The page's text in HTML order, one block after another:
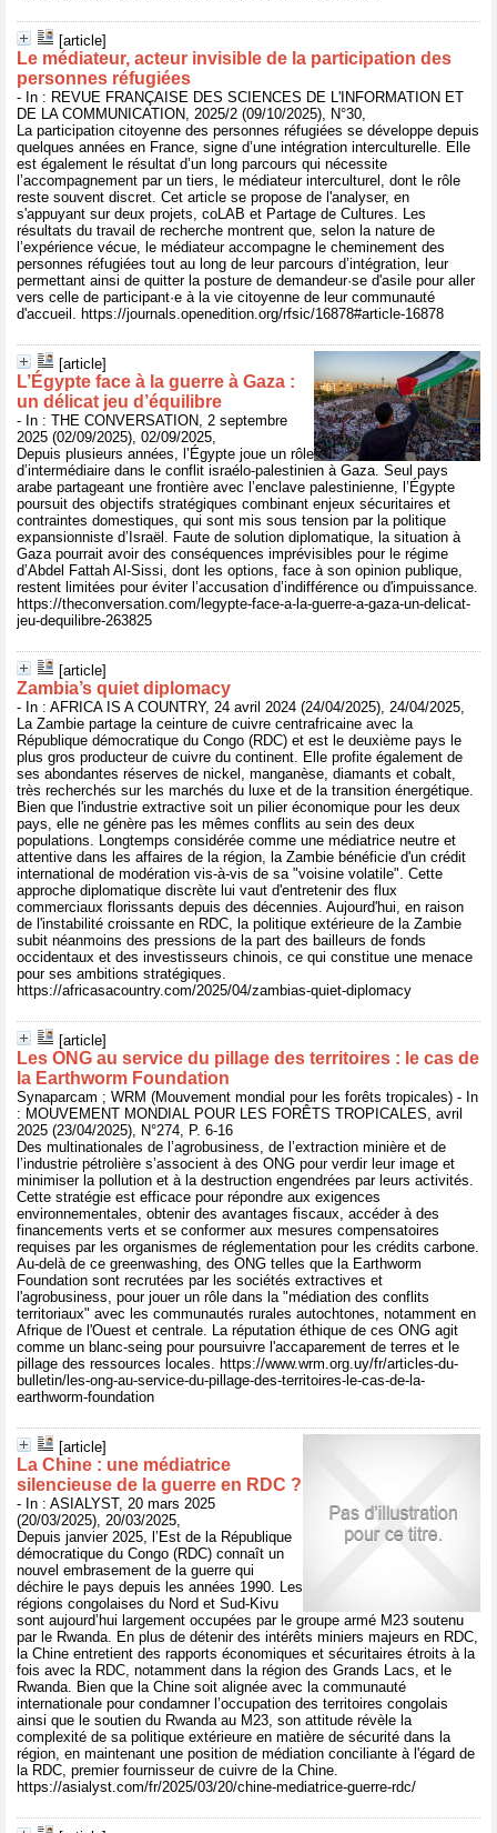
[article]
Le médiateur, acteur invisible de la participation des
personnes réfugiées
- In : REVUE FRANÇAISE DES SCIENCES DE L'INFORMATION ET
DE LA COMMUNICATION, 2025/2 (09/10/2025), N°30,
La participation citoyenne des personnes réfugiées se développe depuis
quelques années en France, signe d’une intégration interculturelle. Elle
est également le résultat d’un long parcours qui nécessite
l’accompagnement par un tiers, le médiateur interculturel, dont le rôle
reste souvent discret. Cet article se propose de l'analyser, en
s'appuyant sur deux projets, coLAB et Partage de Cultures. Les
résultats du travail de recherche montrent que, selon la nature de
l’expérience vécue, le médiateur accompagne le cheminement des
personnes réfugiées tout au long de leur parcours d’intégration, leur
permettant ainsi de quitter la posture de demandeur·se d'asile pour aller
vers celle de participant·e à la vie citoyenne de leur communauté
d'accueil. https://journals.openedition.org/rfsic/16878#article-16878
[article]
L’Égypte face à la guerre à Gaza :
un délicat jeu d’équilibre
- In : THE CONVERSATION, 2 septembre
2025 (02/09/2025), 02/09/2025,
Depuis plusieurs années, l’Égypte joue un rôle
d’intermédiaire dans le conflit israélo-palestinien à Gaza. Seul pays
arabe partageant une frontière avec l’enclave palestinienne, l’Égypte
poursuit des objectifs stratégiques combinant enjeux sécuritaires et
contraintes domestiques, qui sont mis sous tension par la politique
expansionniste d’Israël. Faute de solution diplomatique, la situation à
Gaza pourrait avoir des conséquences imprévisibles pour le régime
d’Abdel Fattah Al-Sissi, dont les options, face à son opinion publique,
restent limitées pour éviter l’accusation d’indifférence ou d'impuissance.
https://theconversation.com/legypte-face-a-la-guerre-a-gaza-un-delicat-
jeu-dequilibre-263825
[article]
Zambia’s quiet diplomacy
- In : AFRICA IS A COUNTRY, 24 avril 2024 (24/04/2025), 24/04/2025,
La Zambie partage la ceinture de cuivre centrafricaine avec la
République démocratique du Congo (RDC) et est le deuxième pays le
plus gros producteur de cuivre du continent. Elle profite également de
ses abondantes réserves de nickel, manganèse, diamants et cobalt,
très recherchés sur les marchés du luxe et de la transition énergétique.
Bien que l'industrie extractive soit un pilier économique pour les deux
pays, elle ne génère pas les mêmes conflits au sein des deux
populations. Longtemps considérée comme une médiatrice neutre et
attentive dans les affaires de la région, la Zambie bénéficie d'un crédit
international de modération vis-à-vis de sa "voisine volatile". Cette
approche diplomatique discrète lui vaut d'entretenir des flux
commerciaux florissants depuis des décennies. Aujourd'hui, en raison
de l'instabilité croissante en RDC, la politique extérieure de la Zambie
subit néanmoins des pressions de la part des bailleurs de fonds
occidentaux et des investisseurs chinois, ce qui constitue une menace
pour ses ambitions stratégiques.
https://africasacountry.com/2025/04/zambias-quiet-diplomacy
[article]
Les ONG au service du pillage des territoires : le cas de
la Earthworm Foundation
Synaparcam ; WRM (Mouvement mondial pour les forêts tropicales) - In
: MOUVEMENT MONDIAL POUR LES FORÊTS TROPICALES, avril
2025 (23/04/2025), N°274, P. 6-16
Des multinationales de l’agrobusiness, de l’extraction minière et de
l’industrie pétrolière s’associent à des ONG pour verdir leur image et
minimiser la pollution et à la destruction engendrées par leurs activités.
Cette stratégie est efficace pour répondre aux exigences
environnementales, obtenir des avantages fiscaux, accéder à des
financements verts et se conformer aux mesures compensatoires
requises par les organismes de réglementation pour les crédits carbone.
Au-delà de ce greenwashing, des ONG telles que la Earthworm
Foundation sont recrutées par les sociétés extractives et
l'agrobusiness, pour jouer un rôle dans la "médiation des conflits
territoriaux" avec les communautés rurales autochtones, notamment en
Afrique de l'Ouest et centrale. La réputation éthique de ces ONG agit
comme un blanc-seing pour poursuivre l'accaparement de terres et le
pillage des ressources locales. https://www.wrm.org.uy/fr/articles-du-
bulletin/les-ong-au-service-du-pillage-des-territoires-le-cas-de-la-
earthworm-foundation
[article]
La Chine : une médiatrice
silencieuse de la guerre en RDC ?
- In : ASIALYST, 20 mars 2025
(20/03/2025), 20/03/2025,
Depuis janvier 2025, l’Est de la République
démocratique du Congo (RDC) connaît un
nouvel embrasement de la guerre qui
déchire le pays depuis les années 1990. Les
régions congolaises du Nord et Sud-Kivu
sont aujourd’hui largement occupées par le groupe armé M23 soutenu
par le Rwanda. En plus de détenir des intérêts miniers majeurs en RDC,
la Chine entretient des rapports économiques et sécuritaires étroits à la
fois avec la RDC, notamment dans la région des Grands Lacs, et le
Rwanda. Bien que la Chine soit alignée avec la communauté
internationale pour condamner l’occupation des territoires congolais
ainsi que le soutien du Rwanda au M23, son attitude révèle la
complexité de sa politique extérieure en matière de sécurité dans la
région, en maintenant une position de médiation conciliante à l'égard de
la RDC, premier fournisseur de cuivre de la Chine.
https://asialyst.com/fr/2025/03/20/chine-mediatrice-guerre-rdc/